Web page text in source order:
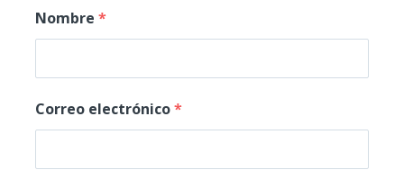
Nombre *
Correo electrónico*